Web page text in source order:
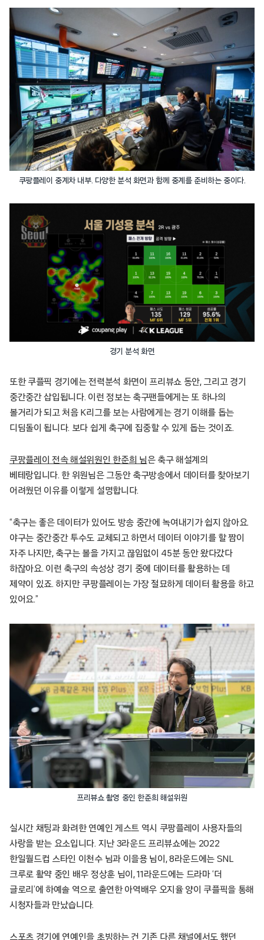
쿠팡플레이 중계차 내부. 다양한 분석 화면과 함께 중계를 준비하는 중이다.
경기 분석 화면
또한 쿠플픽 경기에는 전력분석 화면이 프리뷰쇼 동안, 그리고 경기
중간중간 삽입됩니다. 이런 정보는 축구팬들에게는 또 하나의
볼거리가 되고 처음 K리그를 보는 사람에게는 경기 이해를 돕는
디딤돌이 됩니다. 보다 쉽게 축구에 집중할 수 있게 돕는 것이죠.
쿠팡플레이 전속 해설위원인 한준희 님은 축구 해설계의
베테랑입니다. 한 위원님은 그동안 축구방송에서 데이터를 찾아보기
어려웠던 이유를 이렇게 설명합니다.
“축구는 좋은 데이터가 있어도 방송 중간에 녹여내기가 쉽지 않아요.
야구는 중간중간 투수도 교체되고 하면서 데이터 이야기를 할 짬이
자주 나지만, 축구는 볼을 가지고 끊임없이 45분 동안 왔다갔다
하잖아요. 이런 축구의 속성상 경기 중에 데이터를 활용하는 데
제약이 있죠. 하지만 쿠팡플레이는 가장 절묘하게 데이터 활용을 하고
있어요.”
프리뷰쇼 촬영 중인 한준희 해설위원
실시간 채팅과 화려한 연예인 게스트 역시 쿠팡플레이 사용자들의
사랑을 받는 요소입니다. 지난 3라운드 프리뷰쇼에는 2022
한일월드컵 스타인 이천수 님과 이을용 님이, 8라운드에는 SNL
크루로 활약 중인 배우 정상훈 님이, 11라운드에는 드라마 ‘더
글로리’에 하예솔 역으로 출연한 아역배우 오지율 양이 쿠플픽을 통해
시청자들과 만났습니다.
스포츠 경기에 연예인을 초빙하는 건 기존 다른 채널에서도 했던